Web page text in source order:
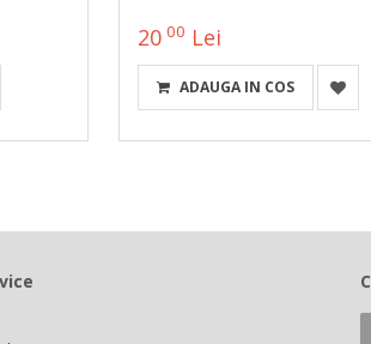
2000 Lei
ADAUGA IN COS